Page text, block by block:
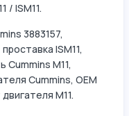
/ ISM11.
3883157,
ISM11,
Cummins M11,
Cummins, OEM
M11.